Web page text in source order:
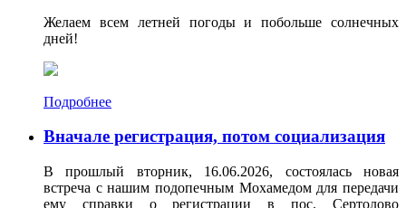
Желаем всем летней погоды и побольше солнечных
дней!
Подробнее
Вначале регистрация, потом социализация
В прошлый вторник, 16.06.2026, состоялась новая
встреча с нашим подопечным Мохамедом для передачи
ему справки о регистрации в пос. Сертолово